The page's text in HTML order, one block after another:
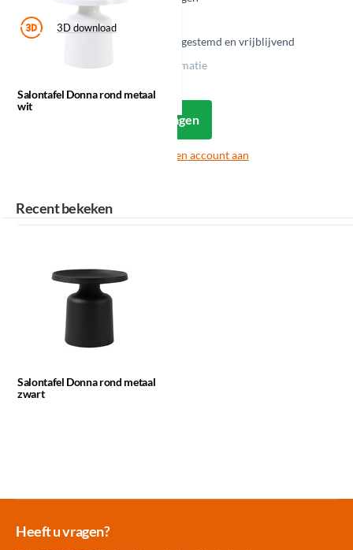
3D download
Klik op een icoon voor meer informatie
Alle maatwerk wordt in overleg afgestemd en vrijblijvend
Login om offerte aan te vragen
Vraag een account aan
Salontafel
Donna rond
metaal wit
Salontafel Donna rond metaal
wit
Recent bekeken
Salontafel Donna rond metaal
zwart
Meer dan 30.000
Heeft u vragen?